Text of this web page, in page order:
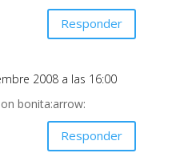
Responder
2008 a las 16:00
bonita:arrow:
Responder